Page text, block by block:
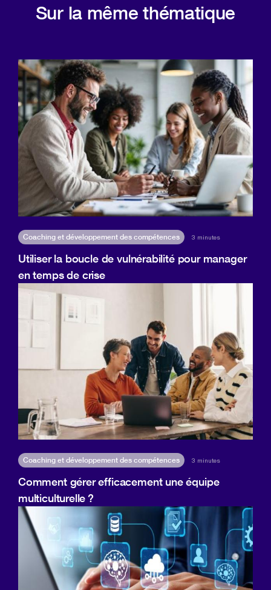
Sur la même thématique
Coaching et développement des compétences 3 minutes
Utiliser la boucle de vulnérabilité pour manager
en temps de crise
Coaching et développement des compétences 3 minutes
Comment gérer efficacement une équipe
multiculturelle ?